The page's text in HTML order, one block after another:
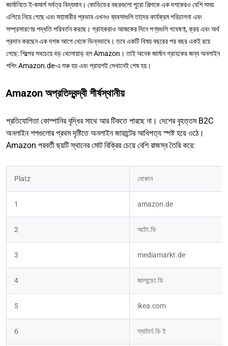
জার্মানিতে ই-কমার্স সর্বত্র বিদ্যমান। কোভিডের বছরগুলো পুরো শিল্পকে এক দশকেরও বেশি সময়
এগিয়ে নিয়ে গেছে এবং মহামারীর প্রভাব এখনও ব্যবসাগুলি তাদের কার্যক্রম পরিচালনা এবং
সম্প্রসারণের পদ্ধতি পরিবর্তন করছে। গ্রাহকরাও আজকের দিনে পণ্যগুলি গবেষণা, ক্রয় এবং অর্থ
প্রদান করছেন এক দশক আগে থেকে ভিন্নভাবে। তবে একটি বিষয় বছরের পর বছর একই রয়ে
গেছে: শিল্পের সবচেয়ে বড় খেলোয়াড় হল Amazon। তাই অনেক জার্মান গ্রাহকের জন্য অনলাইন
শপিং Amazon.de-এ শুরু হয় এবং প্রায়শই সেখানেই শেষ হয়।
Amazon অপ্রতিদ্বন্দ্বী শীর্ষস্থানীয়
প্রতিযোগিতা কোম্পানির বৃদ্ধির সাথে আর টিকতে পারছে না। দেশের বৃহত্তম B2C
অনলাইন শপগুলোর প্রথম দৃষ্টিতে অনলাইন জায়ান্টের আধিপত্য স্পষ্ট হয়ে ওঠে।
Amazon পরবর্তী ছয়টি স্থানের মোট বিক্রির চেয়ে বেশি রাজস্ব তৈরি করে:
Platz দোকান
1 amazon.de
2 অটো.ডি
3 mediamarkt.de
4 জালান্ডো.ডি
5 ikea.com
6 স্যাটার্ন.ডি ই